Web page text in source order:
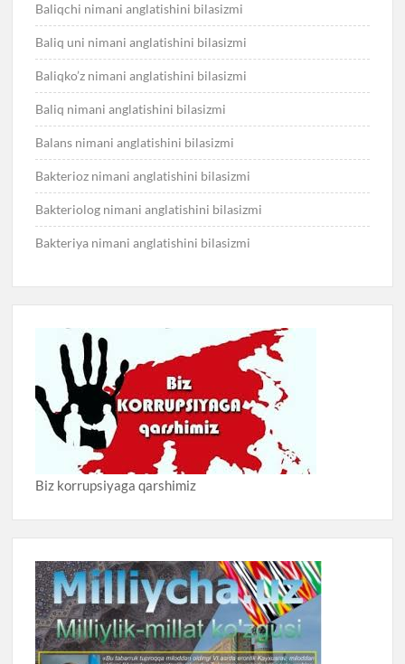
Baliqchi nimani anglatishini bilasizmi
Baliq uni nimani anglatishini bilasizmi
Baliqko’z nimani anglatishini bilasizmi
Baliq nimani anglatishini bilasizmi
Balans nimani anglatishini bilasizmi
Bakterioz nimani anglatishini bilasizmi
Bakteriolog nimani anglatishini bilasizmi
Bakteriya nimani anglatishini bilasizmi
Biz korrupsiyaga qarshimiz